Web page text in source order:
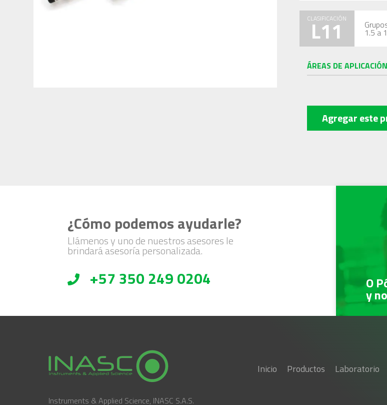
CLASIFICACIÓN
L11 1.5 a
ÁREAS DE APLICACIÓN
Agregar este
¿Cómo podemos ayudarle?
Llámenos y uno de nuestros asesores le
brindará asesoría personalizada.
+57 350 249 0204 O
y
Instruments & Applied Science, INASC S.A.S.
Inicio Productos Laboratorio